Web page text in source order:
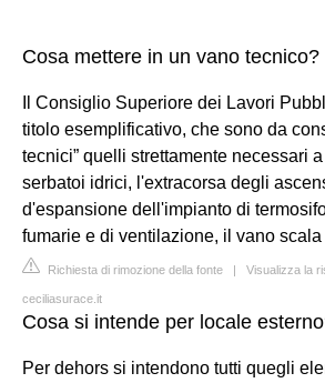
Cosa mettere in un vano tecnico?
Il Consiglio Superiore dei Lavori
titolo esemplificativo, che sono da
tecnici” quelli strettamente necessari
serbatoi idrici, l'extracorsa degli
d'espansione dell'impianto di
fumarie e di ventilazione, il vano scala
Richiesta di rimozione della fonte | Visualizza la
ceciliasurace.it
Cosa si intende per locale
Per dehors si intendono tutti quegli